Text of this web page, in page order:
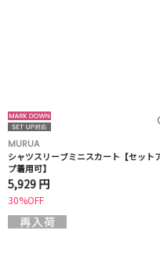
MURUA
シャツスリーブミニスカート【セット
プ着用可】
5,929 円
30%OFF